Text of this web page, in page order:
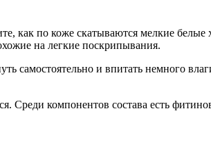
как по коже скатываются мелкие белые
на легкие поскрипывания.
самостоятельно и впитать немного
Среди компонентов состава есть